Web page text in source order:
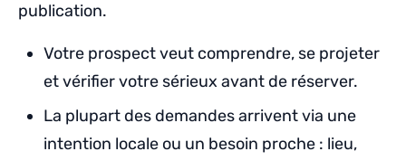
publication.
Votre prospect veut comprendre, se projeter
et vérifier votre sérieux avant de réserver.
La plupart des demandes arrivent via une
intention locale ou un besoin proche : lieu,